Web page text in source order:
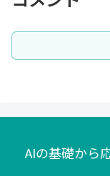
AIの基礎から